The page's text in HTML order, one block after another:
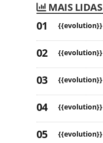
MAIS LIDAS
{{evolution}}
{{evolution}}
{{evolution}}
{{evolution}}
{{evolution}}